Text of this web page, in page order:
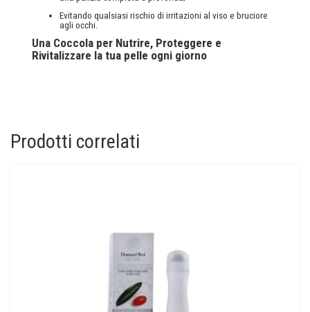
Evitando qualsiasi rischio di irritazioni al viso e bruciore
agli occhi.
Una Coccola per Nutrire, Proteggere e
Rivitalizzare la tua pelle ogni giorno
Prodotti correlati